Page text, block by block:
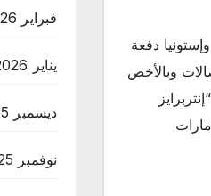
دفعة
وبالأخص
“إنتربرايز
فبراير 2026
يناير 2026
ديسمبر 2025
نوفمبر 2025